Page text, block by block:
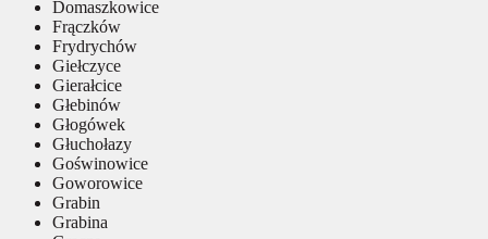
Domaszkowice
Frączków
Frydrychów
Giełczyce
Gierałcice
Głebinów
Głogówek
Głuchołazy
Goświnowice
Goworowice
Grabin
Grabina